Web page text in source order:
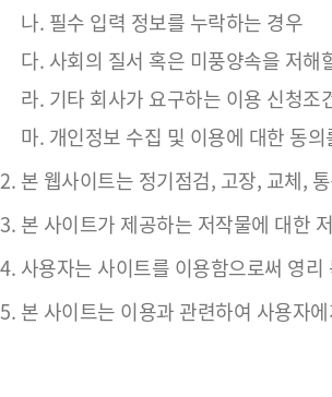
나. 필수 입력 정보를 누락하는 경우
다. 사회의 질서 혹은 미풍양속을 저
라. 기타 회사가 요구하는 이용 신청조
마. 개인정보 수집 및 이용에 대한 동
2. 본 웹사이트는 정기점검, 고장, 교체,
3. 본 사이트가 제공하는 저작물에 대한
4. 사용자는 사이트를 이용함으로써 영
5. 본 사이트는 이용과 관련하여 사용자